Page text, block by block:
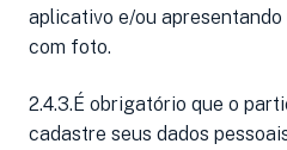
aplicativo e/ou
com foto.
2.4.3.É obrigatório que o
cadastre seus dados